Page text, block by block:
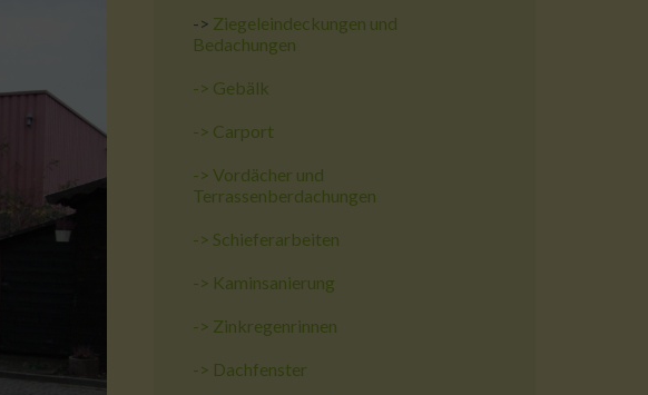
-> Ziegeleindeckungen und
Bedachungen
-> Gebälk
-> Carport
-> Vordächer und
Terrassenberdachungen
-> Schieferarbeiten
-> Kaminsanierung
-> Zinkregenrinnen
-> Dachfenster